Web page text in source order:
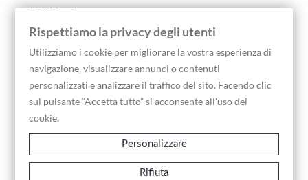
XVIII Secolo
XIX Secolo
Arte Africana
Maschere
Statue
Oggetti Rituali
Stampe Antiche
Rispettiamo la privacy degli utenti
Utilizziamo i cookie per migliorare la vostra esperienza di
navigazione, visualizzare annunci o contenuti
personalizzati e analizzare il traffico del sito. Facendo clic
sul pulsante “Accetta tutto” si acconsente all'uso dei
cookie.
Personalizzare
Rifiuta